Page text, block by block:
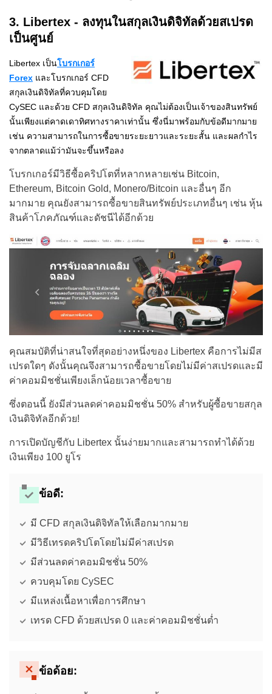
3. Libertex - ลงทุนในสกุลเงินดิจิทัลด้วยสเปรด
เป็นศูนย์
Libertex เป็นโบรกเกอร์
Forex และโบรกเกอร์ CFD
สกุลเงินดิจิทัลที่ควบคุมโดย
CySEC และด้วย CFD สกุลเงินดิจิทัล คุณไม่ต้องเป็นเจ้าของสินทรัพย์
นั้นเพียงแต่คาดเดาทิศทางราคาเท่านั้น ซึ่งนี่มาพร้อมกับข้อดีมากมาย
เช่น ความสามารถในการซื้อขายระยะยาวและระยะสั้น และผลกำไร
จากตลาดแม้ว่ามันจะขึ้นหรือลง
โบรกเกอร์มีวิธีซื้อคริปโตที่หลากหลายเช่น Bitcoin,
Ethereum, Bitcoin Gold, Monero/Bitcoin และอื่นๆ อีก
มากมาย คุณยังสามารถซื้อขายสินทรัพย์ประเภทอื่นๆ เช่น หุ้น
สินค้าโภคภัณฑ์และดัชนีได้อีกด้วย
คุณสมบัติที่น่าสนใจที่สุดอย่างหนึ่งของ Libertex คือการไม่มีส
เปรดใดๆ ดังนั้นคุณจึงสามารถซื้อขายโดยไม่มีค่าสเปรดและมี
ค่าคอมมิชชั่นเพียงเล็กน้อยเวลาซื้อขาย
ซึ่งตอนนี้ ยังมีส่วนลดค่าคอมมิชชั่น 50% สำหรับผู้ซื้อขายสกุล
เงินดิจิทัลอีกด้วย!
การเปิดบัญชีกับ Libertex นั้นง่ายมากและสามารถทำได้ด้วย
เงินเพียง 100 ยูโร
ข้อดี:
มี CFD สกุลเงินดิจิทัลให้เลือกมากมาย
มีวิธีเทรดคริปโตโดยไม่มีค่าสเปรด
มีส่วนลดค่าคอมมิชชั่น 50%
ควบคุมโดย CySEC
มีแหล่งเนื้อหาเพื่อการศึกษา
เทรด CFD ด้วยสเปรด 0 และค่าคอมมิชชั่นต่ำ
ข้อด้อย: